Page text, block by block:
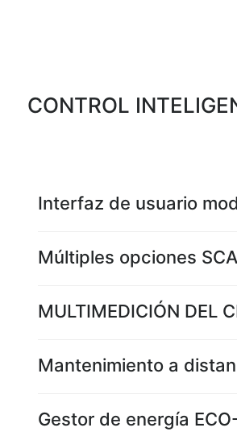
CONTROL
Interfaz de usuario
Múltiples opciones
MULTIMEDICIÓN DEL
Mantenimiento a
Gestor de energía